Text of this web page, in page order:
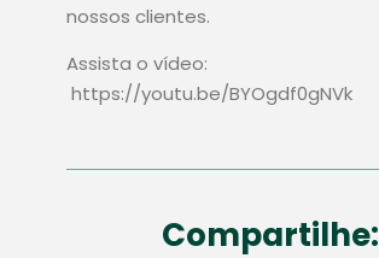
nossos clientes.
Assista o vídeo:
https://youtu.be/BYOgdf0gNVk
Compartilhe: